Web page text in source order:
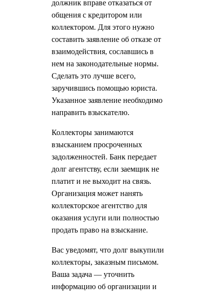
должник вправе отказаться от
общения с кредитором или
коллектором. Для этого нужно
составить заявление об отказе от
взаимодействия, сославшись в
нем на законодательные нормы.
Сделать это лучше всего,
заручившись помощью юриста.
Указанное заявление необходимо
направить взыскателю.
Коллекторы занимаются
взысканием просроченных
задолженностей. Банк передает
долг агентству, если заемщик не
платит и не выходит на связь.
Организация может нанять
коллекторское агентство для
оказания услуги или полностью
продать право на взыскание.
Вас уведомят, что долг выкупили
коллекторы, заказным письмом.
Ваша задача — уточнить
информацию об организации и